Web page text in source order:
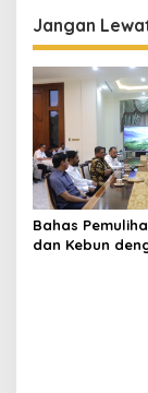
Jangan
Bahas
dan Kebun